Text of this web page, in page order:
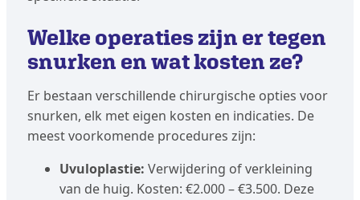
Welke operaties zijn er tegen
snurken en wat kosten ze?
Er bestaan verschillende chirurgische opties voor
snurken, elk met eigen kosten en indicaties. De
meest voorkomende procedures zijn:
Uvuloplastie: Verwijdering of verkleining
van de huig. Kosten: €2.000 – €3.500. Deze